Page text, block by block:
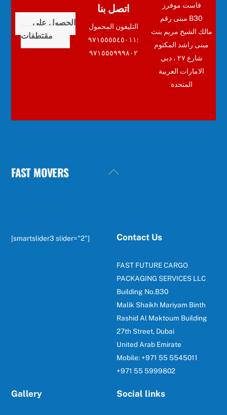
الحصول على
مقتطفات
اتصل بنا
التليفون المحمول
:٩٧١٥٥٥٥٤٥٠١١
٩٧١٥٥٥٩٩٩٨٠٢
فاست موفرز
مبنى رقم B30
مالك الشيخ مريم بنث
مبنى راشد المكتوم
شارع ٢٧ ، دبي
الامارات العربية
المتحدة
Back
FAST MOVERS
[smartslider3 slider="2"] Contact Us
FAST FUTURE CARGO
PACKAGING SERVICES LLC
Building No.B30
Malik Shaikh Mariyam Binth
Rashid Al Maktoum Building
27th Street, Dubai
United Arab Emirate
Mobile: +971 55 5545011
+971 55 5999802
Gallery Social links